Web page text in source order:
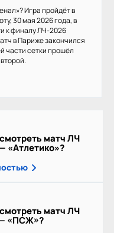
Игра пройдёт в
30 мая 2026 года, в
к финалу ЛЧ-2026
в Париже закончился
части сетки прошёл
матч ЛЧ
«Атлетико»?
матч ЛЧ
«ПСЖ»?